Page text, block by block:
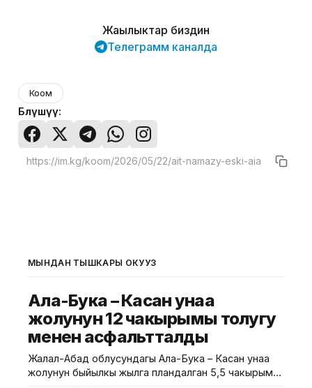
Жаңылыктар биздин
Телеграмм каналда
Коом
Бөлүшүү:
МЫНДАН ТЫШКАРЫ ОКУҢУЗ
Ала-Бука – Касан унаа
жолунун 12 чакырымы толугу
менен асфальтталды
Жалал-Абад облусундагы Ала-Бука – Касан унаа
жолунун быйылкы жылга пландалган 5,5 чакырым